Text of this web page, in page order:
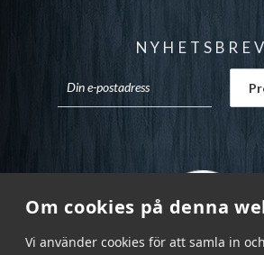
Om cookies på denna
Vi använder cookies för att samla in
NYHETSBREV